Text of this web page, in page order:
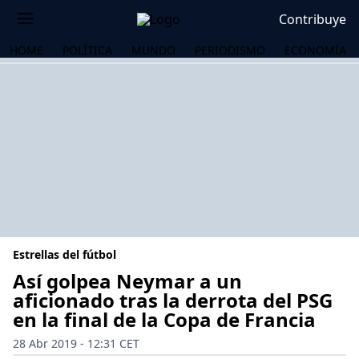
Contribuye
HOME POLÍTICA MUNDO PERIODISMO ECONOMÍA
Estrellas del fútbol
Así golpea Neymar a un
aficionado tras la derrota del PSG
en la final de la Copa de Francia
28 Abr 2019 - 12:31 CET